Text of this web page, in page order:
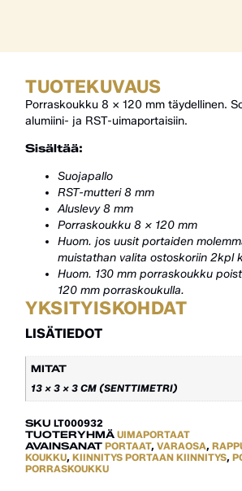
TUOTEKUVAUS
Porraskoukku 8 x 120 mm täydellinen.
alumiini- ja RST-uimaportaisiin.
Sisältää:
Suojapallo
RST-mutteri 8 mm
Aluslevy 8 mm
Porraskoukku 8 x 120 mm
Huom. jos uusit portaiden
muistathan valita ostoskoriin 2kpl
Huom. 130 mm porraskoukku
120 mm porraskoukulla.
YKSITYISKOHDAT
LISÄTIEDOT
MITAT
13 × 3 × 3 CM (SENTTIMETRI)
SKULT000932
TUOTERYHMÄ UIMAPORTAAT
AVAINSANAT PORTAAT,VARAOSA,
KOUKKU,KIINNITYS PORTAAN KIINNITYS,
PORRASKOUKKU